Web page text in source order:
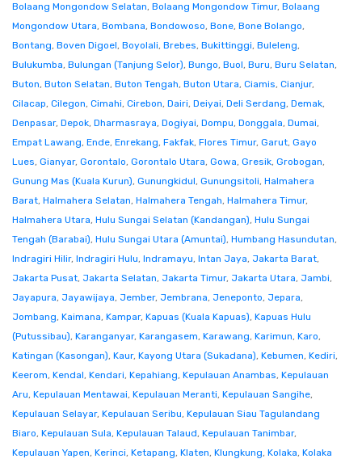
Bolaang Mongondow Selatan, Bolaang Mongondow Timur, Bolaang
Mongondow Utara, Bombana, Bondowoso, Bone, Bone Bolango,
Bontang, Boven Digoel, Boyolali, Brebes, Bukittinggi, Buleleng,
Bulukumba, Bulungan (Tanjung Selor), Bungo, Buol, Buru, Buru Selatan,
Buton, Buton Selatan, Buton Tengah, Buton Utara, Ciamis, Cianjur,
Cilacap, Cilegon, Cimahi, Cirebon, Dairi, Deiyai, Deli Serdang, Demak,
Denpasar, Depok, Dharmasraya, Dogiyai, Dompu, Donggala, Dumai,
Empat Lawang, Ende, Enrekang, Fakfak, Flores Timur, Garut, Gayo
Lues, Gianyar, Gorontalo, Gorontalo Utara, Gowa, Gresik, Grobogan,
Gunung Mas (Kuala Kurun), Gunungkidul, Gunungsitoli, Halmahera
Barat, Halmahera Selatan, Halmahera Tengah, Halmahera Timur,
Halmahera Utara, Hulu Sungai Selatan (Kandangan), Hulu Sungai
Tengah (Barabai), Hulu Sungai Utara (Amuntai), Humbang Hasundutan,
Indragiri Hilir, Indragiri Hulu, Indramayu, Intan Jaya, Jakarta Barat,
Jakarta Pusat, Jakarta Selatan, Jakarta Timur, Jakarta Utara, Jambi,
Jayapura, Jayawijaya, Jember, Jembrana, Jeneponto, Jepara,
Jombang, Kaimana, Kampar, Kapuas (Kuala Kapuas), Kapuas Hulu
(Putussibau), Karanganyar, Karangasem, Karawang, Karimun, Karo,
Katingan (Kasongan), Kaur, Kayong Utara (Sukadana), Kebumen, Kediri,
Keerom, Kendal, Kendari, Kepahiang, Kepulauan Anambas, Kepulauan
Aru, Kepulauan Mentawai, Kepulauan Meranti, Kepulauan Sangihe,
Kepulauan Selayar, Kepulauan Seribu, Kepulauan Siau Tagulandang
Biaro, Kepulauan Sula, Kepulauan Talaud, Kepulauan Tanimbar,
Kepulauan Yapen, Kerinci, Ketapang, Klaten, Klungkung, Kolaka, Kolaka